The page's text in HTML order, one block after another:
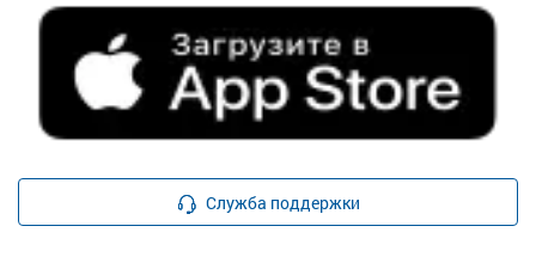
Служба поддержки